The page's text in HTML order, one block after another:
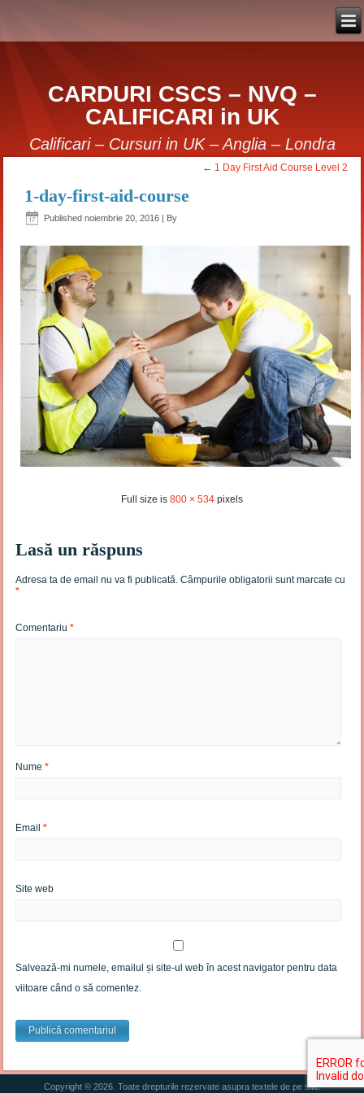
CARDURI CSCS – NVQ –
CALIFICARI in UK
Calificari – Cursuri in UK – Anglia – Londra
← 1 Day First Aid Course Level 2
1-day-first-aid-course
Published noiembrie 20, 2016 | By
Full size is 800 × 534 pixels
Lasă un răspuns
Adresa ta de email nu va fi publicată. Câmpurile obligatorii sunt marcate cu
*
Comentariu*
Nume*
Email*
Site web
Salvează-mi numele, emailul și site-ul web în acest navigator pentru data
viitoare când o să comentez.
Copyright © 2026. Toate drepturile rezervate asupra textele de pe site.